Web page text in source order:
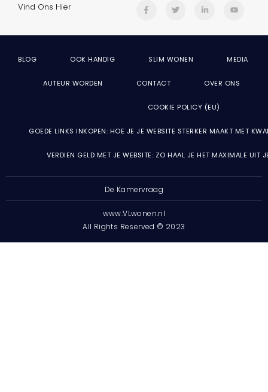
Vind Ons Hier
BLOG OOK HANDIG SLIM WONEN MEDIA
AUTEUR WORDEN CONTACT OVER ONS
COOKIE POLICY (EU)
GOEDE LINKS INKOPEN: HOE JE JE WEBSITE STERKER MAAKT MET
VERDIEN GELD MET JE WEBSITE: ZO HAAL JE HET MAXIMALE UIT
De Kamervraag
www.VLwonen.nl
All Rights Reserved © 2023